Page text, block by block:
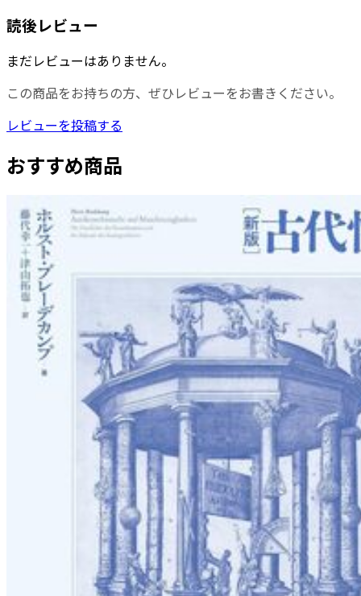
読後レビュー
まだレビューはありません。
この商品をお持ちの方、ぜひレビューをお書きください。
レビューを投稿する
おすすめ商品